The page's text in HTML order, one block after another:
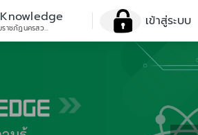
Knowledge
มหาวิทยาลัยราชภัฏนครสวรรค์ เข้าสู่ระบบ